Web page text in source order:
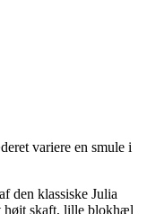
variere en smule i
den klassiske Julia
højt skaft, lille blokhæl